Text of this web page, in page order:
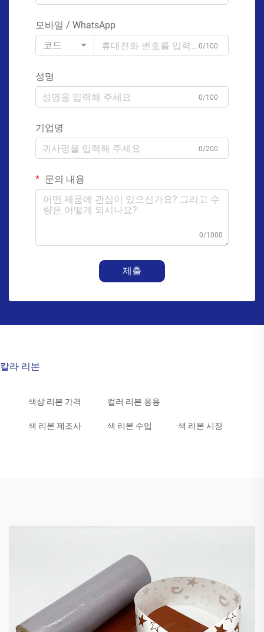
모바일 / WhatsApp
코드
0/100
성명
0/100
기업명
0/200
문의 내용
0/1000
제출
칼라 리본
색상 리본 가격 컬러 리본 응용
색 리본 제조사 색 리본 수입 색 리본 시장